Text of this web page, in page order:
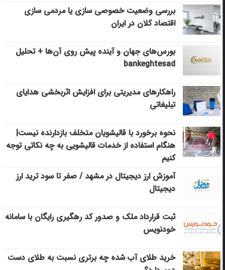
بررسی وضعیت خصوصی سازی یا مردمی سازی
اقتصاد کلان در ایران
بورس‌های جهان و آینده پیش روی آن‌ها + تحلیل
bankeghtesad
راهکارهای مدیریتی برای افزایش اثربخشی هدایای
تبلیغاتی
نحوه برخورد با قالیشویان متخلف بازدارنده نیست|
هنگام استفاده از خدمات قالیشویی به چه نکاتی توجه
کنیم
آموزش ارز دیجیتال در مشهد / صفر تا سود ترید ارز
دیجیتال
ثبت قرارداد ملک و صدور کد رهگیری رایگان با سامانه
خودنویس
خرید طلای آب شده چه برتری نسبت به طلای دست